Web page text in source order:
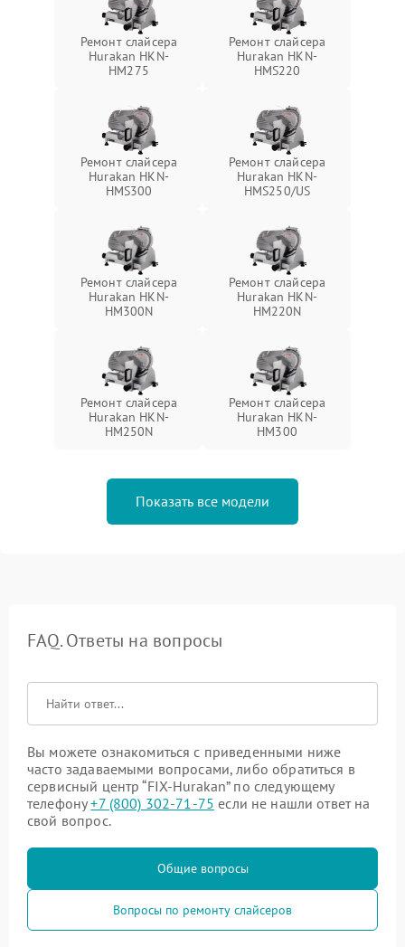
Ремонт слайсера
Hurakan HKN-
HM275
Ремонт слайсера
Hurakan HKN-
HMS220
Ремонт слайсера
Hurakan HKN-
HMS300
Ремонт слайсера
Hurakan HKN-
HMS250/US
Ремонт слайсера
Hurakan HKN-
HM300N
Ремонт слайсера
Hurakan HKN-
HM220N
Ремонт слайсера
Hurakan HKN-
HM250N
Ремонт слайсера
Hurakan HKN-
HM300
Показать все модели
FAQ. Ответы на вопросы
Вы можете ознакомиться с приведенными ниже
часто задаваемыми вопросами, либо обратиться в
сервисный центр “FIX-Hurakan” по следующему
телефону+7 (800) 302-71-75 если не нашли ответ на
свой вопрос.
Общие вопросы
Вопросы по ремонту слайсеров